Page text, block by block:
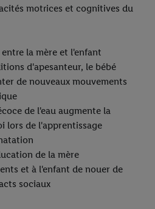
motrices et cognitives du
la mère et l'enfant
d'apesanteur, le bébé
de nouveaux mouvements
de l'eau augmente la
lors de l'apprentissage
de la mère
et à l'enfant de nouer de
sociaux